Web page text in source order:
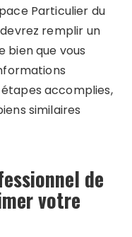
Particulier du
remplir un
bien que vous
accomplies,
similaires
de
votre